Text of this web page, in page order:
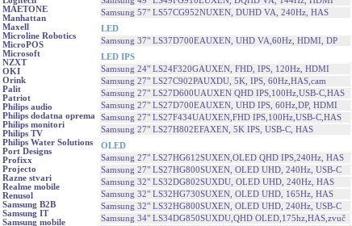
MAETONE
Manhattan
Maxell
Microline Robotics
MicroPOS
Microsoft
NZXT
OKI
Orink
Palit
Patriot
Philips audio
Philips dodatna oprema
Philips monitori
Philips TV
Philips Water Solutions
Port Designs
Profixx
Projecto
Razne stvari
Realme mobile
Renusol
Samsung B2B
Samsung IT
Samsung mobile
Samsung 57" LS57CG952NUXEN, DUHD VA, 240Hz, HAS
LED
Samsung 37" LS37D700EAUXEN, UHD VA,60Hz, HDMI, DP
LED IPS
Samsung 24" LS24F320GAUXEN, FHD, IPS, 120Hz, HDMI
Samsung 27" LS27C902PAUXDU, 5K, IPS, 60Hz,HAS,cam
Samsung 27" LS27D600UAUXEN QHD IPS,100Hz,USB-C,HAS
Samsung 27" LS27D700EAUXEN, UHD IPS, 60Hz,DP, HDMI
Samsung 27" LS27F434UAUXEN,FHD IPS,100Hz,USB-C,HAS
Samsung 27" LS27H802EFAXEN, 5K IPS, USB-C, HAS
OLED
Samsung 27" LS27HG612SUXEN,OLED QHD IPS,240Hz, HAS
Samsung 27" LS27HG800SUXEN, OLED UHD, 240Hz, USB-C
Samsung 32" LS32DG802SUXDU, OLED UHD, 240Hz, HAS
Samsung 32" LS32HG730SUXEN, OLED UHD, 165Hz, HAS
Samsung 32" LS32HG800SUXEN, OLED UHD, 240Hz, USB-C
Samsung 34" LS34DG850SUXDU,QHD OLED,175hz,HAS,zvuč